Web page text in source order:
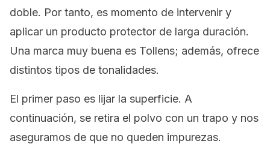
doble. Por tanto, es momento de intervenir y
aplicar un producto protector de larga duración.
Una marca muy buena es Tollens; además, ofrece
distintos tipos de tonalidades.
El primer paso es lijar la superficie. A
continuación, se retira el polvo con un trapo y nos
aseguramos de que no queden impurezas.